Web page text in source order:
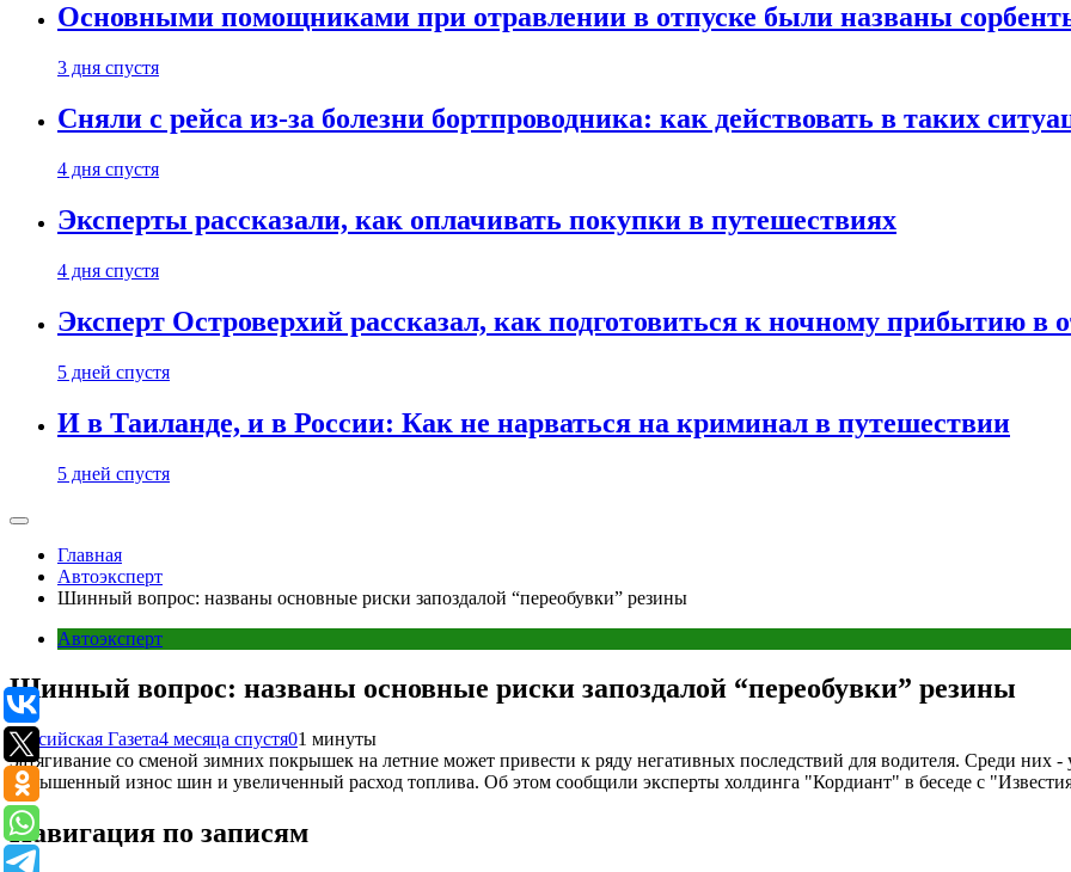
Основными помощниками при отравлении в отпуске были названы
3 дня спустя
Сняли с рейса из-за болезни бортпроводника: как действовать в таких
4 дня спустя
Эксперты рассказали, как оплачивать покупки в путешествиях
4 дня спустя
Эксперт Островерхий рассказал, как подготовиться к ночному прибытию в
5 дней спустя
И в Таиланде, и в России: Как не нарваться на криминал в путешествии
5 дней спустя
Главная
Автоэксперт
Шинный вопрос: названы основные риски запоздалой “переобувки” резины
Автоэксперт
Шинный вопрос: названы основные риски запоздалой “переобувки” резины
Российская Газета4 месяца спустя01 минуты
Затягивание со сменой зимних покрышек на летние может привести к ряду негативных последствий для водителя. Среди них
повышенный износ шин и увеличенный расход топлива. Об этом сообщили эксперты холдинга "Кордиант" в беседе с
Навигация по записям